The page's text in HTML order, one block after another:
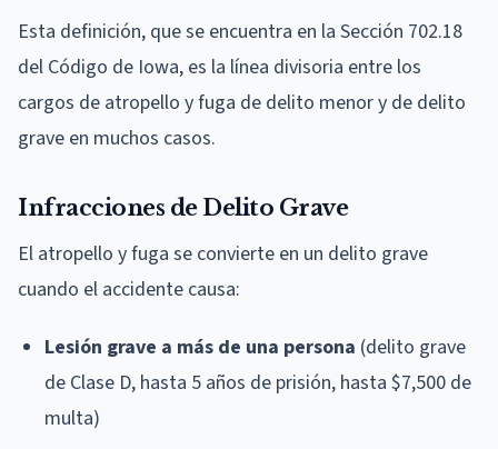
Esta definición, que se encuentra en la Sección 702.18
del Código de Iowa, es la línea divisoria entre los
cargos de atropello y fuga de delito menor y de delito
grave en muchos casos.
Infracciones de Delito Grave
El atropello y fuga se convierte en un delito grave
cuando el accidente causa:
Lesión grave a más de una persona (delito grave
de Clase D, hasta 5 años de prisión, hasta $7,500 de
multa)